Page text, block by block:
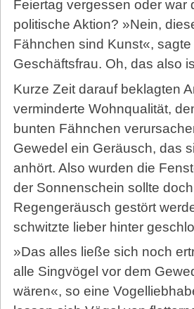
Feiertag vergessen oder war
politische Aktion? »Nein,
Fähnchen sind Kunst«,
Geschäftsfrau. Oh, das also
Kurze Zeit darauf beklagten
verminderte Wohnqualität,
bunten Fähnchen
Gewedel ein Geräusch, das
anhört. Also wurden die
der Sonnenschein sollte
Regengeräusch gestört
schwitzte lieber hinter
»Das alles ließe sich noch
alle Singvögel vor dem
wären«, so eine